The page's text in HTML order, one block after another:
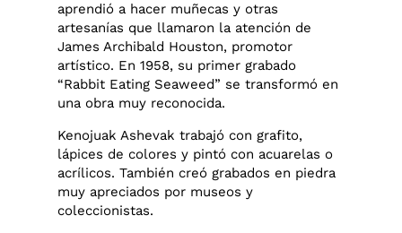
aprendió a hacer muñecas y otras
artesanías que llamaron la atención de
James Archibald Houston, promotor
artístico. En 1958, su primer grabado
“Rabbit Eating Seaweed” se transformó en
una obra muy reconocida.
Kenojuak Ashevak trabajó con grafito,
lápices de colores y pintó con acuarelas o
acrílicos. También creó grabados en piedra
muy apreciados por museos y
coleccionistas.